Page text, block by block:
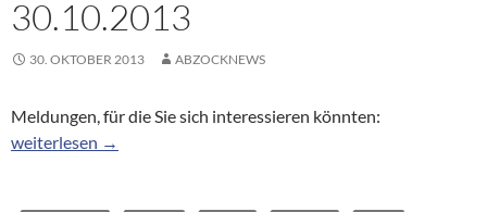
30.10.2013
30. OKTOBER 2013 ABZOCKNEWS
Meldungen, für die Sie sich interessieren könnten:
Abzocknews zum 30.10.2013
weiterlesen →